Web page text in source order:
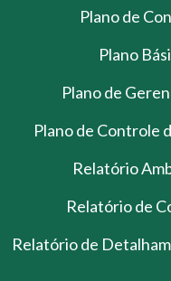
Plano de
Plano
Plano de
Plano de Controle
Relatório
Relatório de
Relatório de